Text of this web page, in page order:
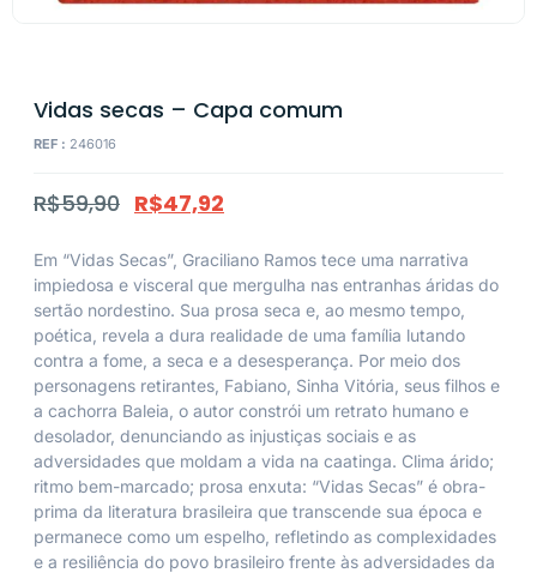
Vidas secas – Capa comum
REF : 246016
R$59,90 R$47,92
Em “Vidas Secas”, Graciliano Ramos tece uma narrativa
impiedosa e visceral que mergulha nas entranhas áridas do
sertão nordestino. Sua prosa seca e, ao mesmo tempo,
poética, revela a dura realidade de uma família lutando
contra a fome, a seca e a desesperança. Por meio dos
personagens retirantes, Fabiano, Sinha Vitória, seus filhos e
a cachorra Baleia, o autor constrói um retrato humano e
desolador, denunciando as injustiças sociais e as
adversidades que moldam a vida na caatinga. Clima árido;
ritmo bem-marcado; prosa enxuta: “Vidas Secas” é obra-
prima da literatura brasileira que transcende sua época e
permanece como um espelho, refletindo as complexidades
e a resiliência do povo brasileiro frente às adversidades da